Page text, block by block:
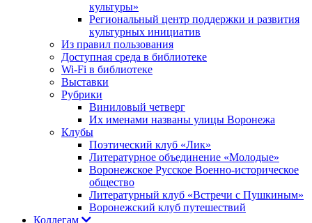
культуры»
Региональный центр поддержки и развития
культурных инициатив
Из правил пользования
Доступная среда в библиотеке
Wi-Fi в библиотеке
Выставки
Рубрики
Виниловый четверг
Их именами названы улицы Воронежа
Клубы
Поэтический клуб «Лик»
Литературное объединение «Молодые»
Воронежское Русское Военно-историческое
общество
Литературный клуб «Встречи с Пушкиным»
Воронежский клуб путешествий
Коллегам